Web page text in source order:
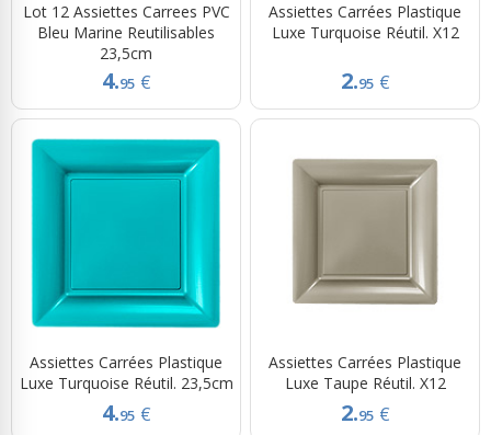
Lot 12 Assiettes Carrees PVC
Bleu Marine Reutilisables
23,5cm
4.95 €
Assiettes Carrées Plastique
Luxe Turquoise Réutil. X12
2.95 €
Assiettes Carrées Plastique
Luxe Turquoise Réutil. 23,5cm
4.95 €
Assiettes Carrées Plastique
Luxe Taupe Réutil. X12
2.95 €